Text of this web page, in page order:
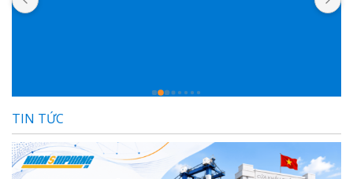
nay mình mới ngoi lên đây nói vài lời, ngại ghê!
TIN TỨC